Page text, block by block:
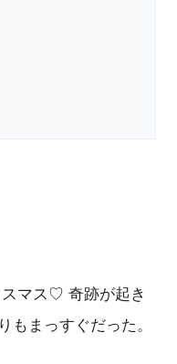
マス♡ 奇跡が起き
まっすぐだった。